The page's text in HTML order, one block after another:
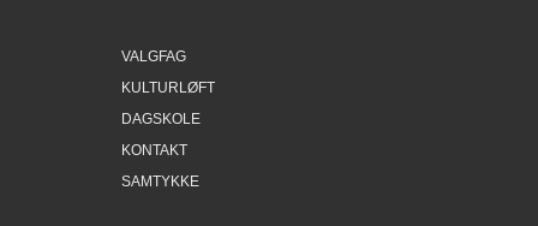
VALGFAG
KULTURLØFT
DAGSKOLE
KONTAKT
SAMTYKKE